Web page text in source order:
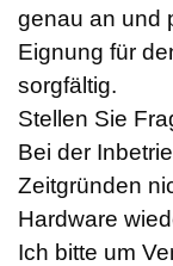
genau an und
Eignung für
sorgfältig.
Stellen Sie
Bei der
Zeitgründen
Hardware
Ich bitte um